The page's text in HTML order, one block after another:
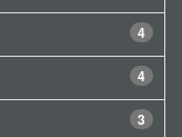
4
4
3